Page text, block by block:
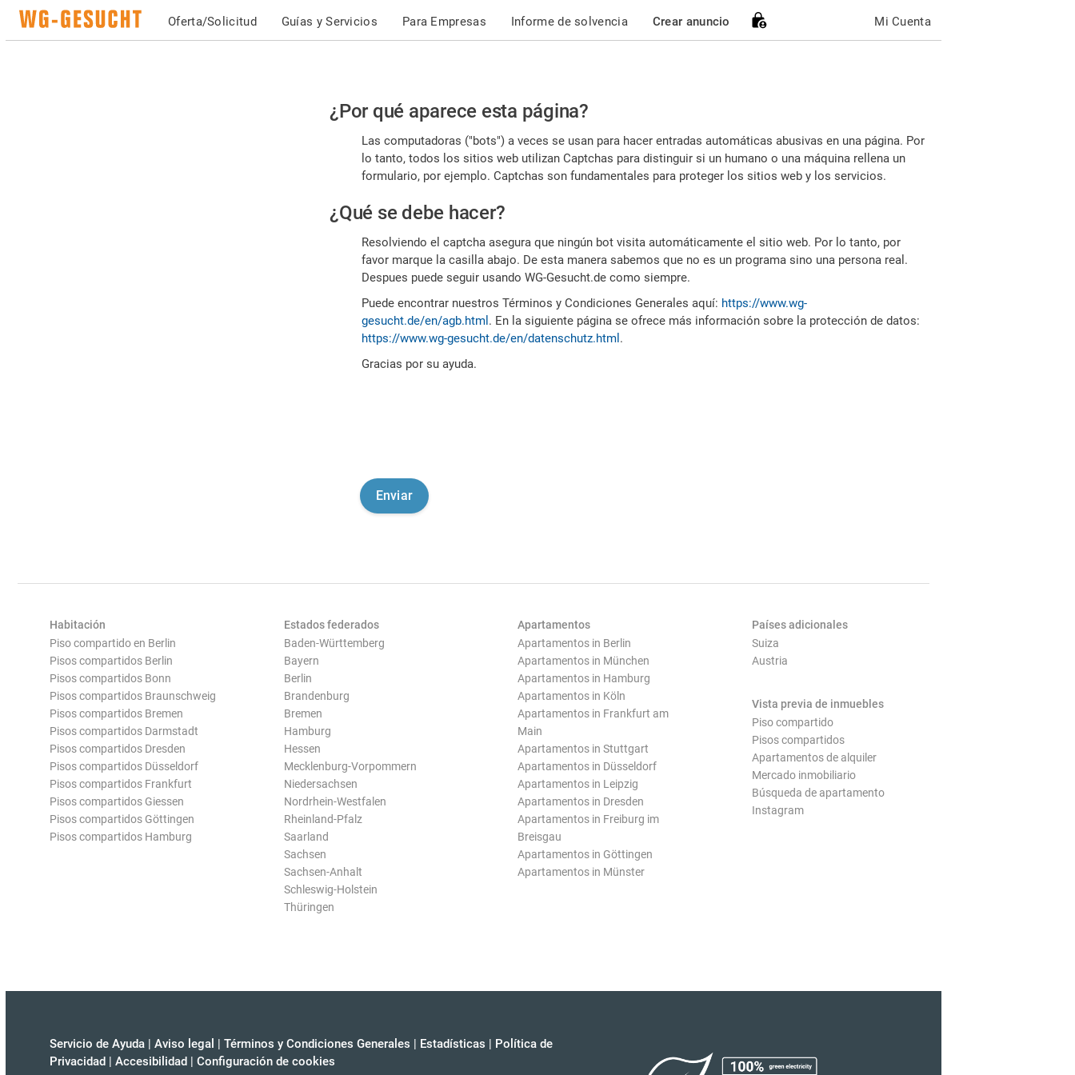
Oferta/Solicitud Guías y Servicios Para Empresas Informe de solvencia Crear anuncio Mi Cuenta
Por
favor,
confirme
es
humano
¿Por qué aparece esta página?
Las computadoras ("bots") a veces se usan para hacer entradas automáticas abusivas en una página. Por
lo tanto, todos los sitios web utilizan Captchas para distinguir si un humano o una máquina rellena un
formulario, por ejemplo. Captchas son fundamentales para proteger los sitios web y los servicios.
¿Qué se debe hacer?
Resolviendo el captcha asegura que ningún bot visita automáticamente el sitio web. Por lo tanto, por
favor marque la casilla abajo. De esta manera sabemos que no es un programa sino una persona real.
Despues puede seguir usando WG-Gesucht.de como siempre.
Puede encontrar nuestros Términos y Condiciones Generales aquí: https://www.wg-
gesucht.de/en/agb.html . En la siguiente página se ofrece más información sobre la protección de datos:
https://www.wg-gesucht.de/en/datenschutz.html .
Gracias por su ayuda.
Habitación
Piso compartido en Berlin
Pisos compartidos Berlin
Pisos compartidos Bonn
Pisos compartidos Braunschweig
Pisos compartidos Bremen
Pisos compartidos Darmstadt
Pisos compartidos Dresden
Pisos compartidos Düsseldorf
Pisos compartidos Frankfurt
Pisos compartidos Giessen
Pisos compartidos Göttingen
Pisos compartidos Hamburg
Estados federados
Baden-Württemberg
Bayern
Berlin
Brandenburg
Bremen
Hamburg
Hessen
Mecklenburg-Vorpommern
Niedersachsen
Nordrhein-Westfalen
Rheinland-Pfalz
Saarland
Sachsen
Sachsen-Anhalt
Schleswig-Holstein
Thüringen
Apartamentos
Apartamentos in Berlin
Apartamentos in München
Apartamentos in Hamburg
Apartamentos in Köln
Apartamentos in Frankfurt am
Main
Apartamentos in Stuttgart
Apartamentos in Düsseldorf
Apartamentos in Leipzig
Apartamentos in Dresden
Apartamentos in Freiburg im
Breisgau
Apartamentos in Göttingen
Apartamentos in Münster
Países adicionales
Suiza
Austria
Vista previa de inmuebles
Piso compartido
Pisos compartidos
Apartamentos de alquiler
Mercado inmobiliario
Búsqueda de apartamento
Instagram
Servicio de Ayuda | Aviso legal | Términos y Condiciones Generales | Estadísticas | Política de
Privacidad | Accesibilidad | Configuración de cookies